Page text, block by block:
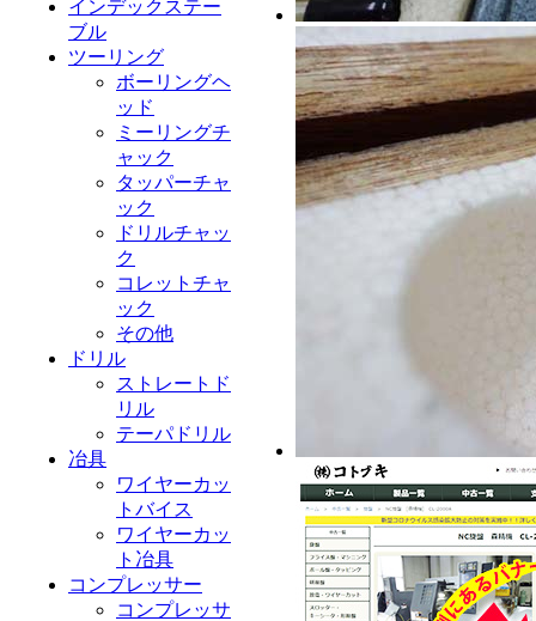
インデックステー
ブル
ツーリング
ボーリングヘ
ッド
ミーリングチ
ャック
タッパーチャ
ック
ドリルチャッ
ク
コレットチャ
ック
その他
ドリル
ストレートド
リル
テーパドリル
冶具
ワイヤーカッ
トバイス
ワイヤーカッ
ト冶具
コンプレッサー
コンプレッサ